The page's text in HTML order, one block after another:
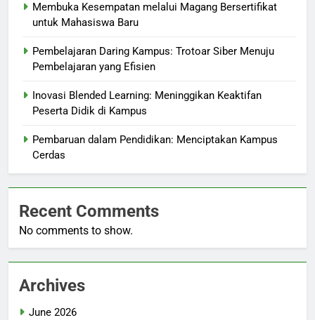
Membuka Kesempatan melalui Magang Bersertifikat
untuk Mahasiswa Baru
Pembelajaran Daring Kampus: Trotoar Siber Menuju
Pembelajaran yang Efisien
Inovasi Blended Learning: Meninggikan Keaktifan
Peserta Didik di Kampus
Pembaruan dalam Pendidikan: Menciptakan Kampus
Cerdas
Recent Comments
No comments to show.
Archives
June 2026